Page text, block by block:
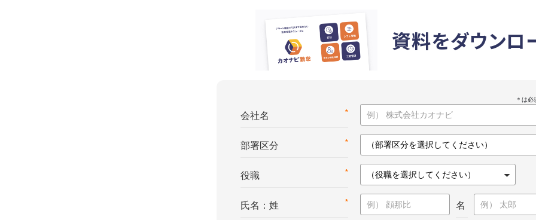
資料をダウンロ
*
会社名
*
部署区分
*
役職
*
氏名：姓 名